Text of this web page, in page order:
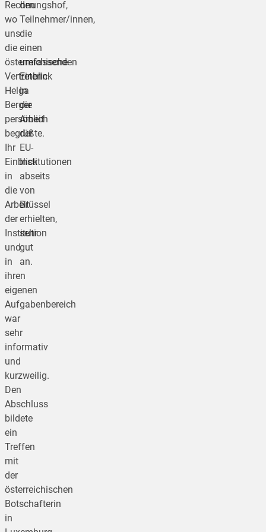
Rechnungshof,
wo
uns
die
österreichische
Vertreterin
Helga
Berger
persönlich
begrüßte.
Ihr
Einblick
in
die
Arbeit
der
Institution
und
in
ihren
eigenen
Aufgabenbereich
war
sehr
informativ
und
kurzweilig.
Den
Abschluss
bildete
ein
Treffen
mit
der
österreichischen
Botschafterin
in
den
Teilnehmer/innen,
die
einen
umfassenden
Einblick
in
die
Arbeit
der
EU-
Institutionen
abseits
von
Brüssel
erhielten,
sehr
gut
an.